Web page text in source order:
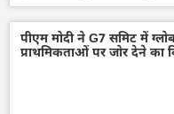
इज़राइल
इज़राइल रक्षा
पीएम मोदी ने G7 समिट में
प्राथमिकताओं पर जोर देने का